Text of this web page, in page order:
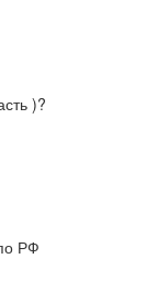
)?
РФ